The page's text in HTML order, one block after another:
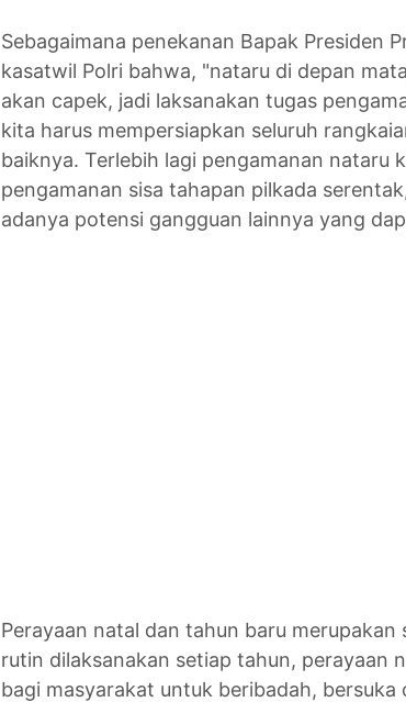
Sebagaimana penekanan Bapak Presiden
kasatwil Polri bahwa, "nataru di depan
akan capek, jadi laksanakan tugas
kita harus mempersiapkan seluruh
baiknya. Terlebih lagi pengamanan nataru
pengamanan sisa tahapan pilkada
adanya potensi gangguan lainnya yang
Perayaan natal dan tahun baru merupakan
rutin dilaksanakan setiap tahun, perayaan
bagi masyarakat untuk beribadah,